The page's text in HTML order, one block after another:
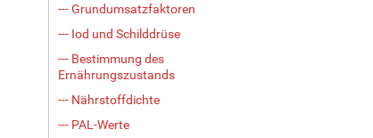
--- Grundumsatzfaktoren
--- Iod und Schilddrüse
--- Bestimmung des
Ernährungszustands
--- Nährstoffdichte
--- PAL-Werte